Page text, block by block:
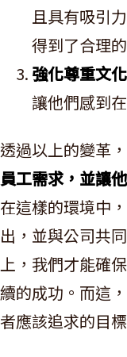
且具有吸引
得到了合理
強化尊重文化
讓他們感到
透過以上的變革
員工需求，並讓
在這樣的環境中
出，並與公司共
上，我們才能確
續的成功。而這
者應該追求的目標